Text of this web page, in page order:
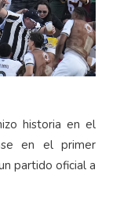
historia en el
en el primer
partido oficial a